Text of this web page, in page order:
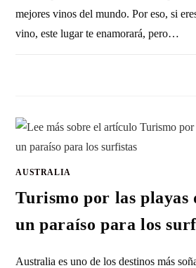
mejores vinos del mundo. Por eso, si
vino, este lugar te enamorará, pero…
AUSTRALIA
Turismo por las playas
un paraíso para los
Australia es uno de los destinos más